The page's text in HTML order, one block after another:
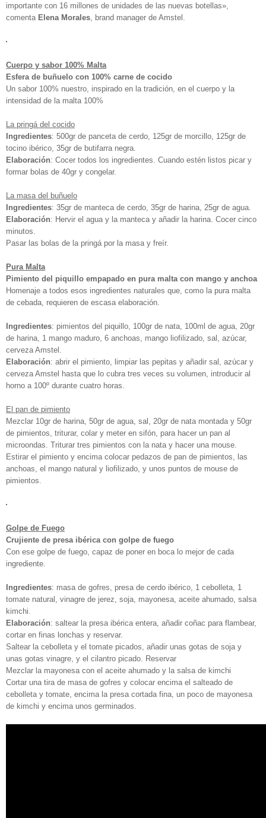
importante con 16 millones de unidades de las nuevas botellas»,
comenta Elena Morales , brand manager de Amstel.
Cuerpo y sabor 100% Malta
Esfera de buñuelo con 100% carne de cocido
Un sabor 100% nuestro, inspirado en la tradición, en el cuerpo y la
intensidad de la malta 100%
La pringá del cocido
Ingredientes: 500gr de panceta de cerdo, 125gr de morcillo, 125gr de
tocino ibérico, 35gr de butifarra negra.
Elaboración: Cocer todos los ingredientes. Cuando estén listos picar y
formar bolas de 40gr y congelar.
La masa del buñuelo
Ingredientes: 35gr de manteca de cerdo, 35gr de harina, 25gr de agua.
Elaboración: Hervir el agua y la manteca y añadir la harina. Cocer cinco
minutos.
Pasar las bolas de la pringá por la masa y freír.
Pura Malta
Pimiento del piquillo empapado en pura malta con mango y anchoa
Homenaje a todos esos ingredientes naturales que, como la pura malta
de cebada, requieren de escasa elaboración.
Ingredientes: pimientos del piquillo, 100gr de nata, 100ml de agua, 20gr
de harina, 1 mango maduro, 6 anchoas, mango liofilizado, sal, azúcar,
cerveza Amstel.
Elaboración: abrir el pimiento, limpiar las pepitas y añadir sal, azúcar y
cerveza Amstel hasta que lo cubra tres veces su volumen, introducir al
horno a 100º durante cuatro horas.
El pan de pimiento
Mezclar 10gr de harina, 50gr de agua, sal, 20gr de nata montada y 50gr
de pimientos, triturar, colar y meter en sifón, para hacer un pan al
microondas. Triturar tres pimientos con la nata y hacer una mouse.
Estirar el pimiento y encima colocar pedazos de pan de pimientos, las
anchoas, el mango natural y liofilizado, y unos puntos de mouse de
pimientos.
Golpe de Fuego
Crujiente de presa ibérica con golpe de fuego
Con ese golpe de fuego, capaz de poner en boca lo mejor de cada
ingrediente.
Ingredientes: masa de gofres, presa de cerdo ibérico, 1 cebolleta, 1
tomate natural, vinagre de jerez, soja, mayonesa, aceite ahumado, salsa
kimchi.
Elaboración: saltear la presa ibérica entera, añadir coñac para flambear,
cortar en finas lonchas y reservar.
Saltear la cebolleta y el tomate picados, añadir unas gotas de soja y
unas gotas vinagre, y el cilantro picado. Reservar
Mezclar la mayonesa con el aceite ahumado y la salsa de kimchi
Cortar una tira de masa de gofres y colocar encima el salteado de
cebolleta y tomate, encima la presa cortada fina, un poco de mayonesa
de kimchi y encima unos germinados.